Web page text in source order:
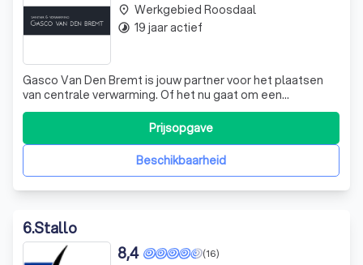
Gasco Van Den Bremt is jouw partner voor het plaatsen
van centrale verwarming. Of het nu gaat om een
verbouwing of nieuwbouw, op ons kan je rekenen. Wij
overleggen samen met jou het aantal radiatoren, welke
capaciteit en waar deze dienen te komen. Ook bespreken
we het type verwarmingsketel die het b
Beschikbaarheid
Prijsopgave
place Werkgebied Roosdaal
timelapse 19 jaar actief
6.Stallo
(16)
8,4